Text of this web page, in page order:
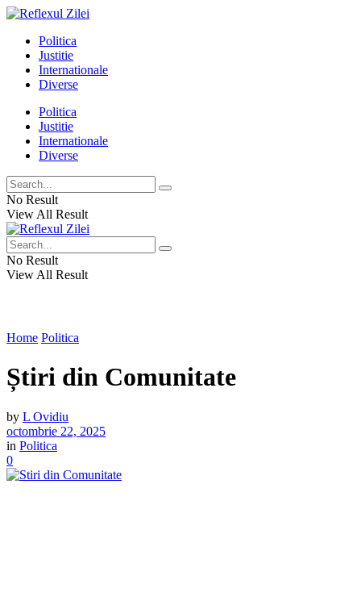
Politica
Justitie
Internationale
Diverse
Politica
Justitie
Internationale
Diverse
No Result
View All Result
No Result
View All Result
Home Politica
Știri din Comunitate
by L Ovidiu
octombrie 22, 2025
in Politica
0